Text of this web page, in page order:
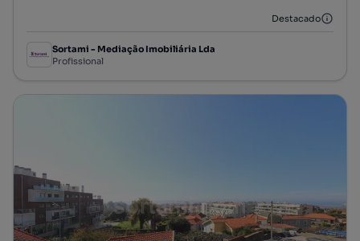
Destacado
Sortami - Mediação Imobiliária Lda
Profissional